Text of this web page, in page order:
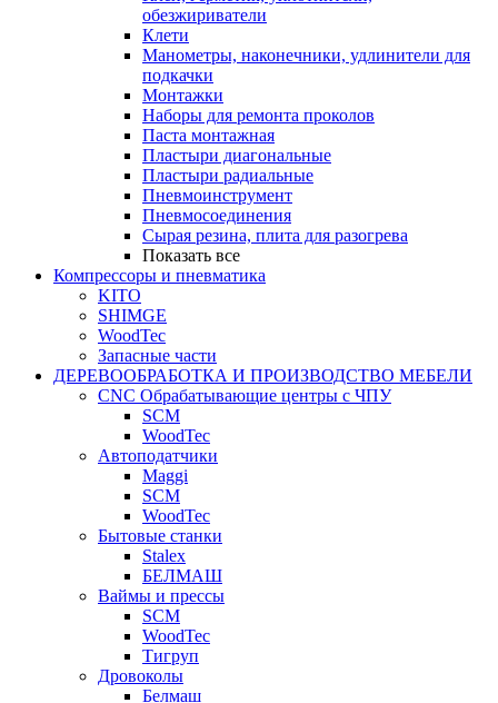
обезжириватели
Клети
Манометры, наконечники, удлинители для
подкачки
Монтажки
Наборы для ремонта проколов
Паста монтажная
Пластыри диагональные
Пластыри радиальные
Пневмоинструмент
Пневмосоединения
Сырая резина, плита для разогрева
Показать все
Компрессоры и пневматика
KITO
SHIMGE
WoodTec
Запасные части
ДЕРЕВООБРАБОТКА И ПРОИЗВОДСТВО МЕБЕЛИ
CNC Обрабатывающие центры с ЧПУ
SCM
WoodTec
Автоподатчики
Maggi
SCM
WoodTec
Бытовые станки
Stalex
БЕЛМАШ
Ваймы и прессы
SCM
WoodTec
Тигруп
Дровоколы
Белмаш